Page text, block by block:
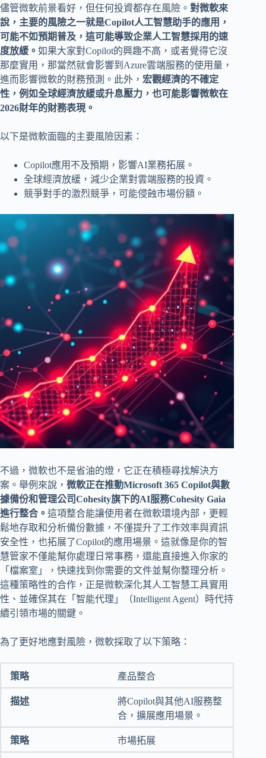
儘管微軟前景看好，但任何投資都存在風險。 對微軟來
說，主要的風險之一就是Copilot人工智慧助手的應用，
可能不如預期普及，這可能導致企業人工智慧採用的速
度放緩。 如果大家對Copilot的興趣不高，或者覺得它沒
那麼實用，那當然就會影響到Azure雲端服務的使用量，
進而影響微軟的財務預測。此外， 宏觀經濟的不確定
性，例如全球經濟放緩或升息壓力，也可能影響微軟在
2026財年的財務表現。
以下是微軟面臨的主要風險因素：
Copilot應用不及預期，影響AI業務拓展。
全球經濟放緩，減少企業對雲端服務的投資。
競爭對手的激烈競爭，可能侵蝕市場份額。
不過，微軟也不是省油的燈，它正在積極尋找解決方
案。舉例來說， 微軟正在推動Microsoft 365 Copilot與數
據備份和管理公司Cohesity旗下的AI服務Cohesity Gaia
進行整合。 這項整合能讓使用者在微軟環境內部，更輕
鬆地存取和分析備份數據，不僅提升了工作效率與資訊
安全性，也拓展了Copilot的應用場景。這就像是你的智
慧管家不僅能幫你處理日常事務，還能直接進入你家的
「檔案室」，快速找到你需要的文件並幫你整理分析。
這種策略性的合作，正是微軟深化其人工智慧工具實用
性、並確保其在「智能代理」（Intelligent Agent）時代持
續引領市場的關鍵。
為了更好地應對風險，微軟採取了以下策略：
產品整合
將Copilot與其他AI服務整
合，擴展應用場景。
市場拓展